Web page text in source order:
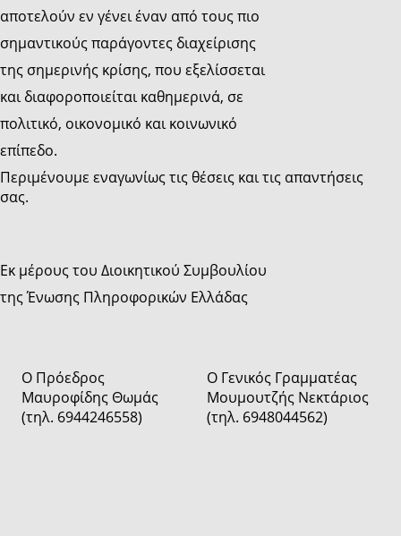
αποτελούν εν γένει έναν από τους πιο
σημαντικούς παράγοντες διαχείρισης
της σημερινής κρίσης, που εξελίσσεται
και διαφοροποιείται καθημερινά, σε
πολιτικό, οικονομικό και κοινωνικό
επίπεδο.
Περιμένουμε εναγωνίως τις θέσεις και τις απαντήσεις
σας.
Εκ μέρους του Διοικητικού Συμβουλίου
της Ένωσης Πληροφορικών Ελλάδας
Ο Πρόεδρος
Μαυροφίδης Θωμάς
(τηλ. 6944246558)
Ο Γενικός Γραμματέας
Μουμουτζής Νεκτάριος
(τηλ. 6948044562)